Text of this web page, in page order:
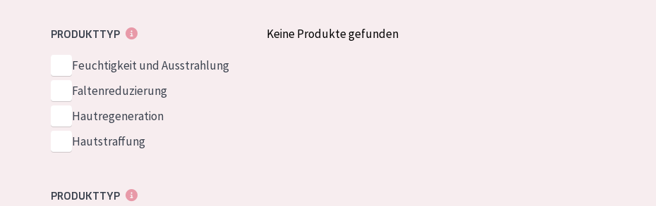
Reife Haut
GreekPRODUKTTYP
Feuchtigkeit und Ausstrahlung
Faltenreduzierung
Hautregeneration
Hautstraffung
PRODUKTTYP
Keine Produkte gefunden